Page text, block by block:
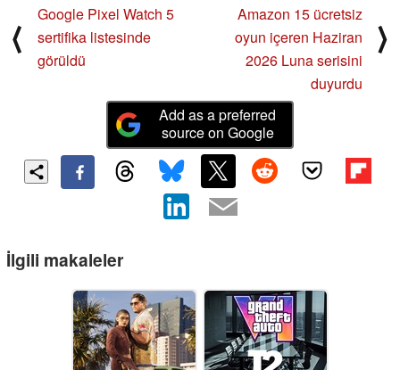
⟨
Google Pixel Watch 5
sertifika listesinde
görüldü
Amazon 15 ücretsiz
oyun içeren Haziran
2026 Luna serisini
duyurdu
⟩
Add as a preferred
source on Google
İlgili makaleler